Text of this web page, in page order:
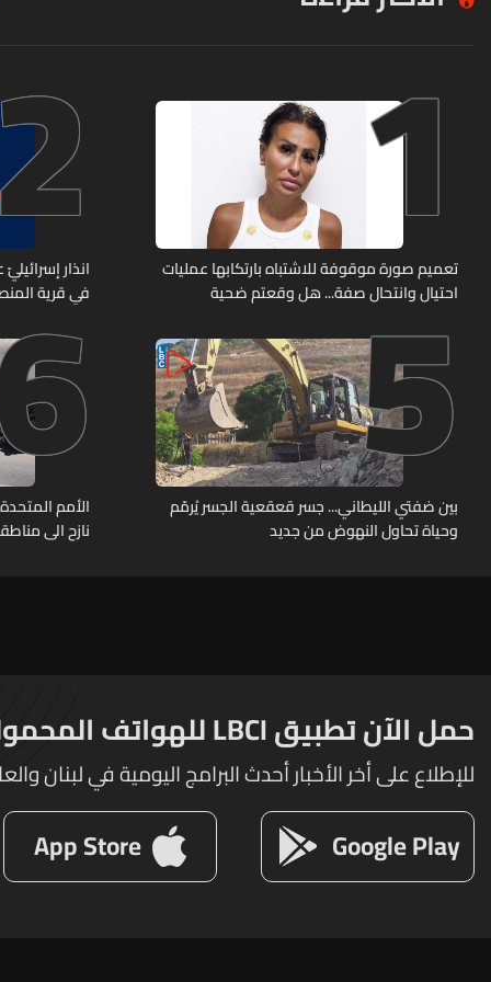
1
تعميم صورة موقوفة للاشتباه بارتكابها عمليات
احتيال وانتحال صفة... هل وقعتم ضحية
انذار
في قرية
5
بين ضفتي الليطاني... جسر قعقعية الجسر يُرمّم
وحياة تحاول النهوض من جديد
نازح الى
حمل الآن تطبيق LBCI للهواتف المحمولة
للإطلاع على أخر الأخبار أحدث البرامج اليومية في لبنان
Google Play
App Store